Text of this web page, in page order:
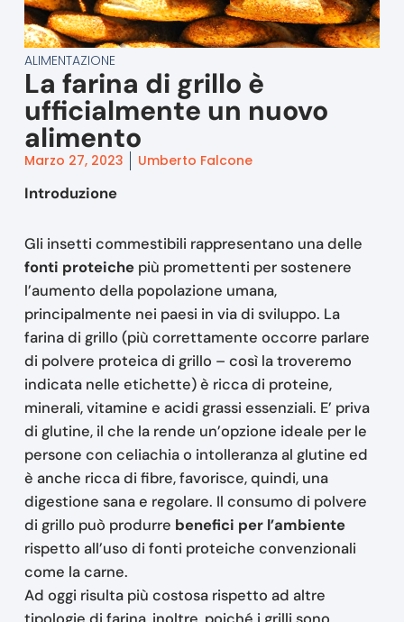
ALIMENTAZIONE
La farina di grillo è
ufficialmente un nuovo
alimento
Marzo 27, 2023 Umberto Falcone
Introduzione
Gli insetti commestibili rappresentano una delle
fonti proteichepiù promettenti per sostenere
l’aumento della popolazione umana,
principalmente nei paesi in via di sviluppo. La
farina di grillo (più correttamente occorre parlare
di polvere proteica di grillo – così la troveremo
indicata nelle etichette) è ricca di proteine,
minerali, vitamine e acidi grassi essenziali. E’ priva
di glutine, il che la rende un’opzione ideale per le
persone con celiachia o intolleranza al glutine ed
è anche ricca di fibre, favorisce, quindi, una
digestione sana e regolare. Il consumo di polvere
di grillo può produrre benefici per l’ambiente
rispetto all’uso di fonti proteiche convenzionali
come la carne.
Ad oggi risulta più costosa rispetto ad altre